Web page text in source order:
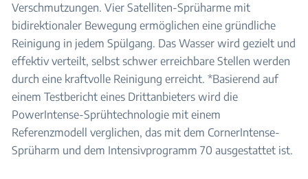
Verschmutzungen. Vier Satelliten-Sprüharme mit
bidirektionaler Bewegung ermöglichen eine gründliche
Reinigung in jedem Spülgang. Das Wasser wird gezielt und
effektiv verteilt, selbst schwer erreichbare Stellen werden
durch eine kraftvolle Reinigung erreicht. *Basierend auf
einem Testbericht eines Drittanbieters wird die
PowerIntense-Sprühtechnologie mit einem
Referenzmodell verglichen, das mit dem CornerIntense-
Sprüharm und dem Intensivprogramm 70 ausgestattet ist​.